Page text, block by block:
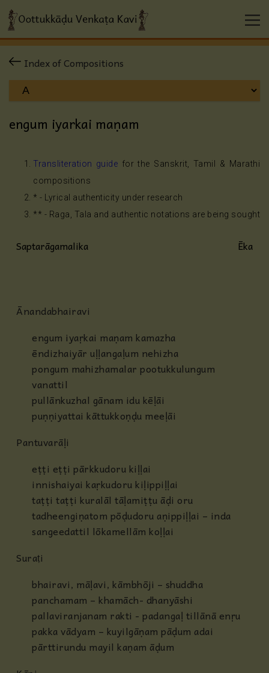
Index of Compositions
engum iyarkai maṇam
Transliteration guide for the Sanskrit, Tamil & Marathi
compositions
* - Lyrical authenticity under research
** - Raga, Tala and authentic notations are being sought
Saptarāgamalika Ēka
Ānandabhairavi
engum iyaṛkai maṇam kamazha
ēndizhaiyār uḷḷangaḷum nehizha
pongum mahizhamalar pootukkulungum
vanattil
pullānkuzhal gānam idu kēḷāi
puṇṇiyattai kāttukkoṇḍu meeḷāi
Pantuvarāḷi
eṭṭi eṭṭi pārkkudoru kiḷḷai
innishaiyai kaṛkudoru kiḷippiḷḷai
taṭṭi taṭṭi kuralāl tāḷamiṭṭu āḍi oru
tadheengiṇatom pōḍudoru aṇippiḷḷai – inda
sangeedattil lōkamellām koḷḷai
Suraṭi
bhairavi, māḷavi, kāmbhōji – shuddha
panchamam – khamāch- dhanyāshi
pallaviranjanam rakti - padangaḷ tillānā enṛu
pakka vādyam – kuyilgāṇam pāḍum adai
pārttirundu mayil kaṇam āḍum